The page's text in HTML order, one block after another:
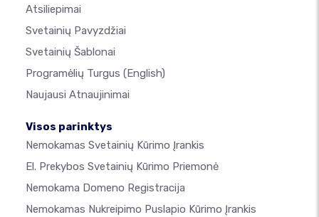
Atsiliepimai
Svetainių Pavyzdžiai
Svetainių Šablonai
Programėlių Turgus (English)
Naujausi Atnaujinimai
Visos parinktys
Nemokamas Svetainių Kūrimo Įrankis
El. Prekybos Svetainių Kūrimo Priemonė
Nemokama Domeno Registracija
Nemokamas Nukreipimo Puslapio Kūrimo Įrankis